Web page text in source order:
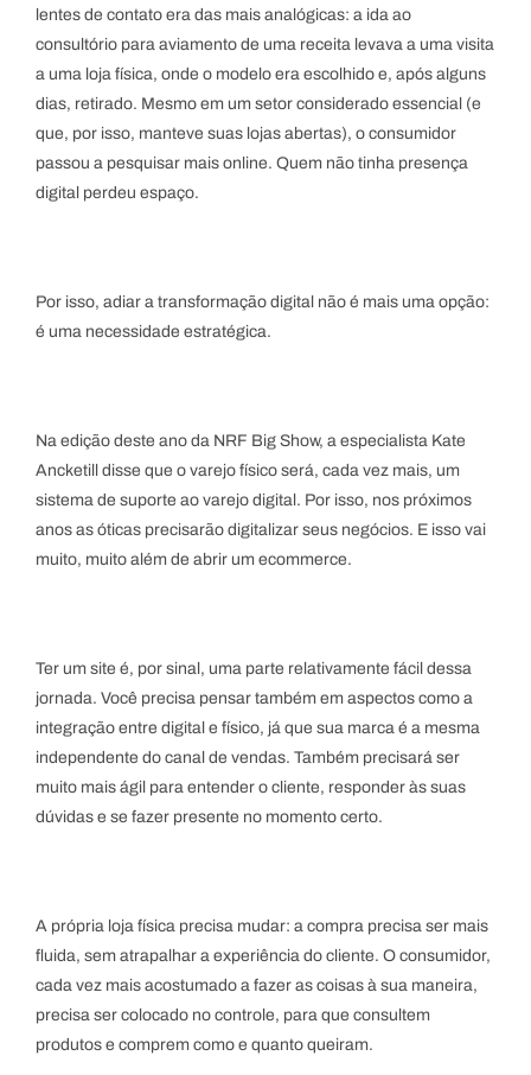
lentes de contato era das mais analógicas: a ida ao
consultório para aviamento de uma receita levava a uma visita
a uma loja física, onde o modelo era escolhido e, após alguns
dias, retirado. Mesmo em um setor considerado essencial (e
que, por isso, manteve suas lojas abertas), o consumidor
passou a pesquisar mais online. Quem não tinha presença
digital perdeu espaço.
Por isso, adiar a transformação digital não é mais uma opção:
é uma necessidade estratégica.
Na edição deste ano da NRF Big Show, a especialista Kate
Ancketill disse que o varejo físico será, cada vez mais, um
sistema de suporte ao varejo digital. Por isso, nos próximos
anos as óticas precisarão digitalizar seus negócios. E isso vai
muito, muito além de abrir um ecommerce.
Ter um site é, por sinal, uma parte relativamente fácil dessa
jornada. Você precisa pensar também em aspectos como a
integração entre digital e físico, já que sua marca é a mesma
independente do canal de vendas. Também precisará ser
muito mais ágil para entender o cliente, responder às suas
dúvidas e se fazer presente no momento certo.
A própria loja física precisa mudar: a compra precisa ser mais
fluida, sem atrapalhar a experiência do cliente. O consumidor,
cada vez mais acostumado a fazer as coisas à sua maneira,
precisa ser colocado no controle, para que consultem
produtos e comprem como e quanto queiram.